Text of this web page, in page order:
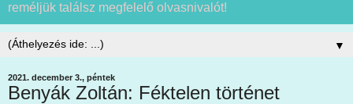
reméljük találsz megfelelő olvasnivalót!
▼
2021. december 3., péntek
Benyák Zoltán: Féktelen történet